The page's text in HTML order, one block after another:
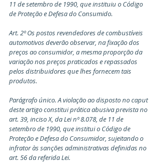
11 de setembro de 1990, que instituiu o Código
de Proteção e Defesa do Consumido.
Art. 2º Os postos revendedores de combustíveis
automotivos deverão observar, na fixação dos
preços ao consumidor, a mesma proporção da
variação nos preços praticados e repassados
pelos distribuidores que lhes fornecem tais
produtos.
Parágrafo único. A violação ao disposto no caput
deste artigo constitui prática abusiva prevista no
art. 39, inciso X, da Lei nº 8.078, de 11 de
setembro de 1990, que institui o Código de
Proteção e Defesa do Consumidor, sujeitando o
infrator às sanções administrativas definidas no
art. 56 da referida Lei.